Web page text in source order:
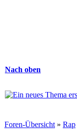
Nach oben
Foren-Übersicht » Rap